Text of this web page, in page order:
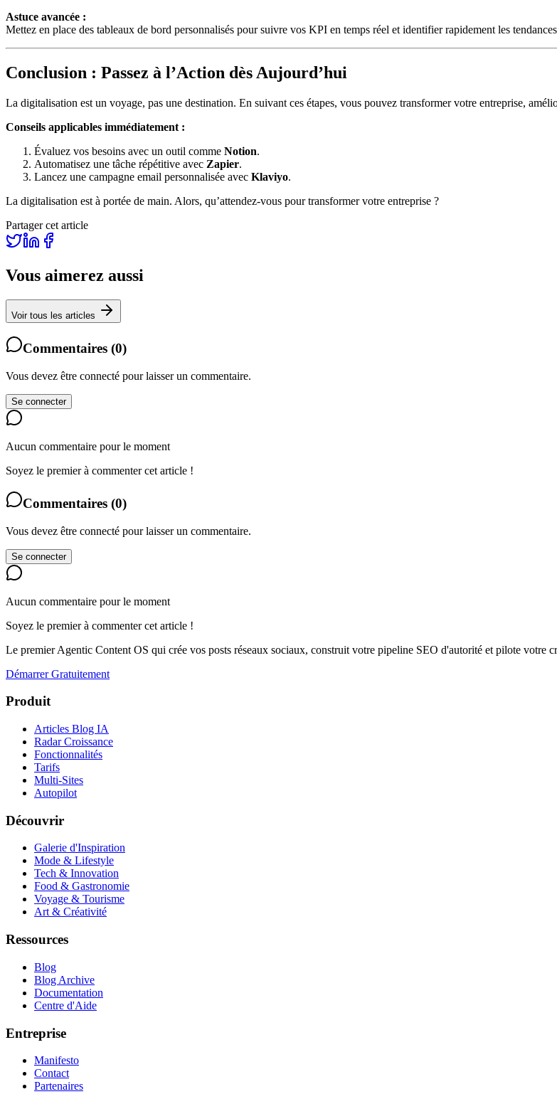
Astuce avancée :
Mettez en place des tableaux de bord personnalisés pour suivre vos KPI en temps réel et identifier rapidement les
Conclusion : Passez à l’Action dès Aujourd’hui
La digitalisation est un voyage, pas une destination. En suivant ces étapes, vous pouvez transformer votre entreprise,
Conseils applicables immédiatement :
Évaluez vos besoins avec un outil comme Notion.
Automatisez une tâche répétitive avec Zapier.
Lancez une campagne email personnalisée avec Klaviyo.
La digitalisation est à portée de main. Alors, qu’attendez-vous pour transformer votre entreprise ?
Partager cet article
Vous aimerez aussi
Voir tous les articles
Commentaires (0)
Vous devez être connecté pour laisser un commentaire.
Se connecter
Aucun commentaire pour le moment
Soyez le premier à commenter cet article !
Commentaires (0)
Vous devez être connecté pour laisser un commentaire.
Se connecter
Aucun commentaire pour le moment
Soyez le premier à commenter cet article !
Le premier Agentic Content OS qui crée vos posts réseaux sociaux, construit votre pipeline SEO d'autorité et pilote votre
Démarrer Gratuitement
Produit
Articles Blog IA
Radar Croissance
Fonctionnalités
Tarifs
Multi-Sites
Autopilot
Découvrir
Galerie d'Inspiration
Mode & Lifestyle
Tech & Innovation
Food & Gastronomie
Voyage & Tourisme
Art & Créativité
Ressources
Blog
Blog Archive
Documentation
Centre d'Aide
Entreprise
Manifesto
Contact
Partenaires